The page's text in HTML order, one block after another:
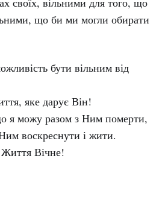
що би ми могли обирати
бути вільним від
яке дарує Він!
я можу разом з Ним померти,
воскреснути і жити.
Вічне!